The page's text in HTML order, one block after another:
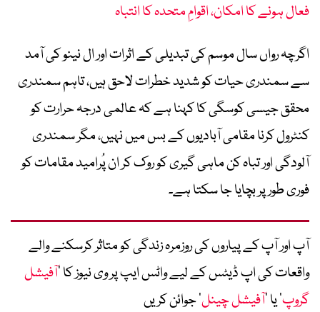
فعال ہونے کا امکان، اقوامِ متحدہ کا انتباہ
اگرچہ رواں سال موسم کی تبدیلی کے اثرات اور ال نینو کی آمد
سے سمندری حیات کو شدید خطرات لاحق ہیں، تاہم سمندری
محقق جیسی کوسگی کا کہنا ہے کہ عالمی درجہ حرارت کو
کنٹرول کرنا مقامی آبادیوں کے بس میں نہیں، مگر سمندری
آلودگی اور تباہ کن ماہی گیری کو روک کر ان پُرامید مقامات کو
فوری طور پر بچایا جا سکتا ہے۔
آپ اور آپ کے پیاروں کی روزمرہ زندگی کو متاثر کرسکنے والے
واقعات کی اپ ڈیٹس کے لیے واٹس ایپ پر وی نیوز کا ’آفیشل
گروپ‘ یا ’آفیشل چینل‘ جوائن کریں